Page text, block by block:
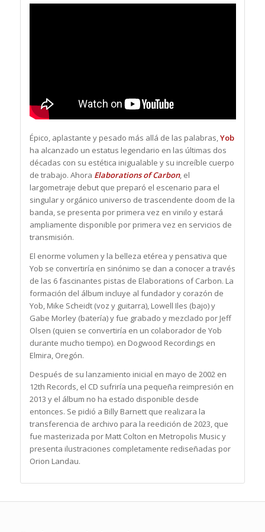
Épico, aplastante y pesado más allá de las palabras, Yob
ha alcanzado un estatus legendario en las últimas dos
décadas con su estética inigualable y su increíble cuerpo
de trabajo. Ahora Elaborations of Carbon, el
largometraje debut que preparó el escenario para el
singular y orgánico universo de trascendente doom de la
banda, se presenta por primera vez en vinilo y estará
ampliamente disponible por primera vez en servicios de
transmisión.
El enorme volumen y la belleza etérea y pensativa que
Yob se convertiría en sinónimo se dan a conocer a través
de las 6 fascinantes pistas de Elaborations of Carbon. La
formación del álbum incluye al fundador y corazón de
Yob, Mike Scheidt (voz y guitarra), Lowell Iles (bajo) y
Gabe Morley (batería) y fue grabado y mezclado por Jeff
Olsen (quien se convertiría en un colaborador de Yob
durante mucho tiempo). en Dogwood Recordings en
Elmira, Oregón.
Después de su lanzamiento inicial en mayo de 2002 en
12th Records, el CD sufriría una pequeña reimpresión en
2013 y el álbum no ha estado disponible desde
entonces. Se pidió a Billy Barnett que realizara la
transferencia de archivo para la reedición de 2023, que
fue masterizada por Matt Colton en Metropolis Music y
presenta ilustraciones completamente rediseñadas por
Orion Landau.